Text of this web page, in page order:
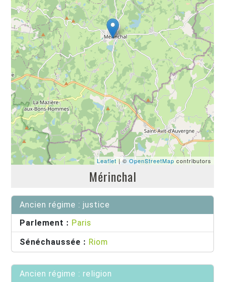
Leaflet| © OpenStreetMap contributors
Mérinchal
Ancien régime : justice
Parlement : Paris
Sénéchaussée : Riom
Ancien régime : religion